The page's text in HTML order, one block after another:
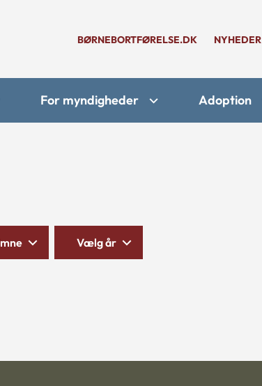
BØRNEBORTFØRELSE.DK NYHEDER
For myndigheder Adoption
Vælg år